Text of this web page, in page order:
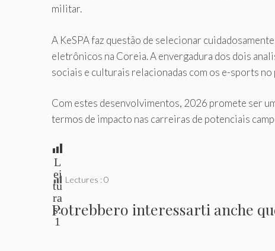
militar.
A KeSPA faz questão de selecionar
eletrônicos na Coreia. A envergadura dos dois
sociais e culturais relacionadas com os e-sports
Com estes desenvolvimentos, 2026 promete ser
termos de impacto nas carreiras de potenciais
L
ei
tu
ra
s:
1
Lectures :0
Potrebbero interessarti anche